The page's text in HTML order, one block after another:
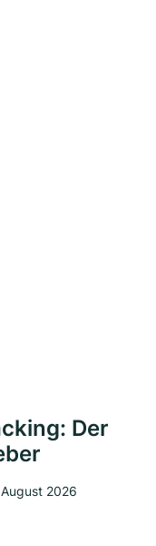
Der
2026